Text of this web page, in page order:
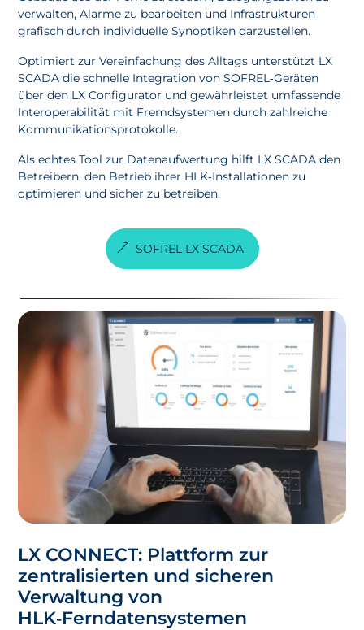
verwalten, Alarme zu bearbeiten und Infrastrukturen
grafisch durch individuelle Synoptiken darzustellen.
Optimiert zur Vereinfachung des Alltags unterstützt LX
SCADA die schnelle Integration von SOFREL‑Geräten
über den LX Configurator und gewährleistet umfassende
Interoperabilität mit Fremdsystemen durch zahlreiche
Kommunikationsprotokolle.
Als echtes Tool zur Datenaufwertung hilft LX SCADA den
Betreibern, den Betrieb ihrer HLK‑Installationen zu
optimieren und sicher zu betreiben.
SOFREL LX SCADA
LX CONNECT: Plattform zur
zentralisierten und sicheren
Verwaltung von
HLK‑Ferndatensystemen